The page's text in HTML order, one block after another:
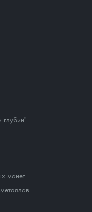
глубин"
монет